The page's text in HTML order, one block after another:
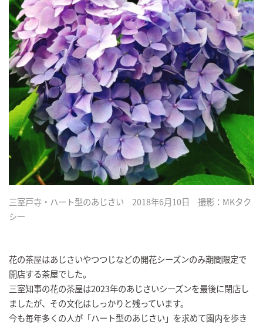
三室戸寺・ハート型のあじさい 2018年6月10日 撮影：MKタク
シー
花の茶屋はあじさいやつつじなどの開花シーズンのみ期間限定で
開店する茶屋でした。
三室知事の花の茶屋は2023年のあじさいシーズンを最後に閉店し
ましたが、その文化はしっかりと残っています。
今も毎年多くの人が「ハート型のあじさい」を求めて園内を歩き